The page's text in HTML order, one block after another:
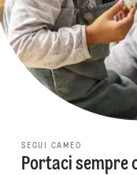
SEGUI CAMEO
Portaci sempre